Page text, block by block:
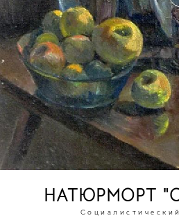
НАТЮРМОРТ